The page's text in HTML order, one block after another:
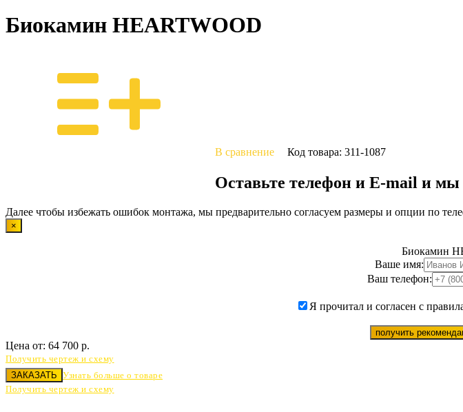
Биокамин HEARTWOOD
В сравнение Код товара: 311-1087
Оставьте телефон и E-mail и
Далее чтобы избежать ошибок монтажа, мы предварительно согласуем размеры и опции по
×
Биокамин
Ваше имя:
Ваш телефон:
Я прочитал и согласен с
получить
Цена от: 64 700 р.
Получить чертеж и схему
ЗАКАЗАТЬ Узнать больше о товаре
Получить чертеж и схему